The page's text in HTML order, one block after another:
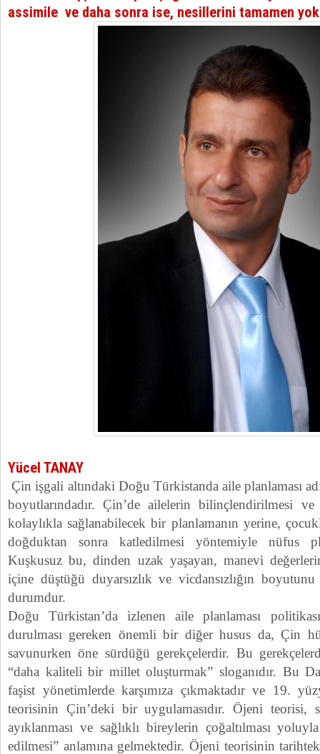
assimile ve daha sonra ise, nesillerini tamamen
Yücel TANAY
Çin işgali altındaki Doğu Türkistanda aile planlaması
boyutlarındadır. Çin’de ailelerin bilinçlendirilmesi
kolaylıkla sağlanabilecek bir planlamanın yerine,
doğduktan sonra katledilmesi yöntemiyle nüfus
Kuşkusuz bu, dinden uzak yaşayan, manevi
içine düştüğü duyarsızlık ve vicdansızlığın
durumdur.
Doğu Türkistan’da izlenen aile planlaması
durulması gereken önemli bir diğer husus da, Çin
savunurken öne sürdüğü gerekçelerdir. Bu
“daha kaliteli bir millet oluşturmak” sloganıdır. Bu
faşist yönetimlerde karşımıza çıkmaktadır ve 19.
teorisinin Çin’deki bir uygulamasıdır. Öjeni teorisi,
ayıklanması ve sağlıklı bireylerin çoğaltılması
edilmesi” anlamına gelmektedir. Öjeni teorisinin